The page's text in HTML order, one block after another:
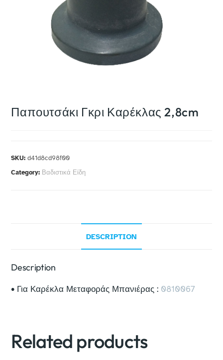
Παπουτσάκι Γκρι Καρέκλας 2,8cm
SKU:d41d8cd98f00
Category: Βαδιστικά Είδη
DESCRIPTION
Description
• Για Καρέκλα Μεταφοράς Μπανιέρας : 0810067
Related products